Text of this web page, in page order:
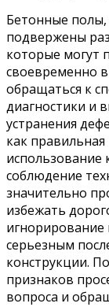
Бетонные
подвержены
которые могут
своевременно
обращаться к
диагностики и
устранения
как
использование
соблюдение
значительно
избежать
серьезным
конструкции.
признаков
вопроса и